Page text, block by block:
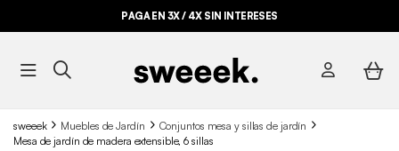
PAGA EN 3X / 4X SIN INTERESES
sweeek Muebles de Jardín
Conjuntos mesa y sillas de jardín
Mesa de jardín de madera extensible, 6 sillas